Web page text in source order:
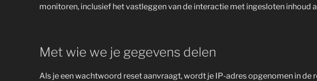
monitoren, inclusief het vastleggen van de interactie met ingesloten inhoud
Met wie we je gegevens delen
Als je een wachtwoord reset aanvraagt, wordt je IP-adres opgenomen in de